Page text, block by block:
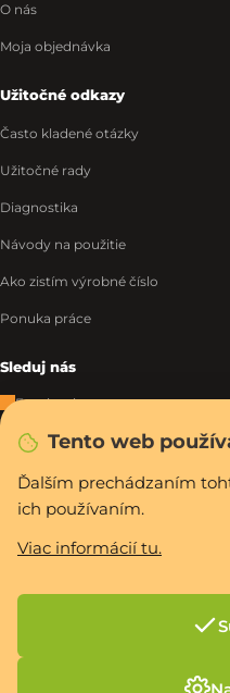
Tento web
Ďalším prechádzaním
ich používaním.
Viac informácií tu.
O nás
Moja objednávka
Užitočné odkazy
Často kladené otázky
Užitočné rady
Diagnostika
Návody na použitie
Ako zistím výrobné číslo
Ponuka práce
Sleduj nás
Facebook
Instagram
Tiktok
WhatsApp